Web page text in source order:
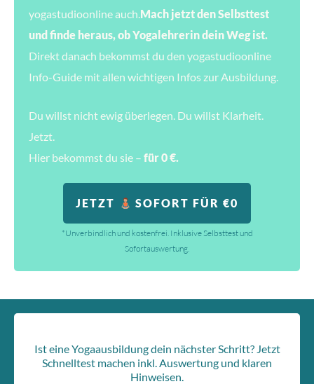
yogastudioonline auch.Mach jetzt den Selbsttest
und finde heraus, ob Yogalehrerin dein Weg ist.
Direkt danach bekommst du den yogastudioonline
Info-Guide mit allen wichtigen Infos zur Ausbildung.
Du willst nicht ewig überlegen. Du willst Klarheit.
Jetzt.
Hier bekommst du sie – für 0 €.
JETZT SOFORT FÜR €0
*Unverbindlich und kostenfrei. Inklusive Selbsttest und
Sofortauswertung.
Ist eine Yogaausbildung dein nächster Schritt? Jetzt
Schnelltest machen inkl. Auswertung und klaren
Hinweisen.